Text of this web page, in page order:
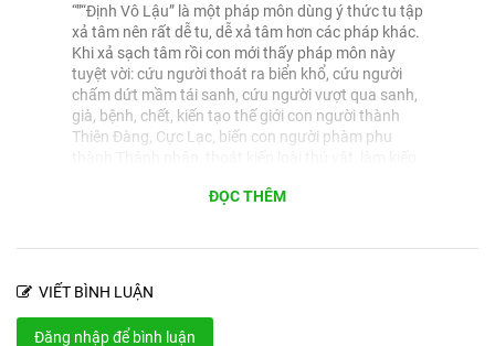
“”“Định Vô Lậu” là một pháp môn dùng ý thức tu tập
xả tâm nên rất dễ tu, dễ xả tâm hơn các pháp khác.
Khi xả sạch tâm rồi con mới thấy pháp môn này
tuyệt vời: cứu người thoát ra biển khổ, cứu người
chấm dứt mầm tái sanh, cứu người vượt qua sanh,
già, bệnh, chết, kiến tạo thế giới con người thành
Thiên Đàng, Cực Lạc, biến con người phàm phu
05:11 22 Th9 2022
2
học trong hai lớp học đầu tiên trong Bát Chánh Đạo
đó là Chánh Kiến và Chánh Tư Duy.” (Trưởng lão
Thích Thông Lạc)
ĐỌC THÊM
VIẾT BÌNH LUẬN
Đăng nhập để bình luận